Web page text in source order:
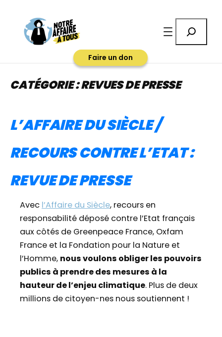
contenu
Faire un don
CATÉGORIE :REVUES DE PRESSE
L’AFFAIRE DU SIÈCLE /
RECOURS CONTRE L’ETAT :
REVUE DE PRESSE
Avec l’Affaire du Siècle, recours en
responsabilité déposé contre l’Etat français
aux côtés de Greenpeace France, Oxfam
France et la Fondation pour la Nature et
l’Homme, nous voulons obliger les pouvoirs
publics à prendre des mesures à la
hauteur de l’enjeu climatique. Plus de deux
millions de citoyen-nes nous soutiennent !